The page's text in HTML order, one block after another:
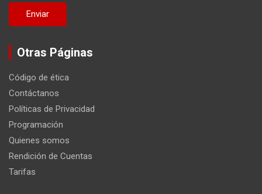
Otras Páginas
Código de ética
Contáctanos
Políticas de Privacidad
Programación
Quienes somos
Rendición de Cuentas
Tarifas